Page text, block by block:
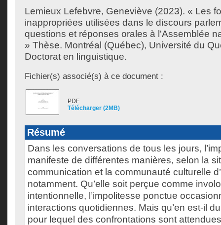
Lemieux Lefebvre, Geneviève (2023). « Les
inappropriées utilisées dans le discours
questions et réponses orales à l'Assemblée
» Thèse. Montréal (Québec), Université du
Doctorat en linguistique.
Fichier(s) associé(s) à ce document :
PDF
Télécharger (2MB)
Résumé
Dans les conversations de tous les jours,
manifeste de différentes manières, selon la
communication et la communauté culturelle
notamment. Qu’elle soit perçue comme
intentionnelle, l’impolitesse ponctue
interactions quotidiennes. Mais qu’en est-il
pour lequel des confrontations sont